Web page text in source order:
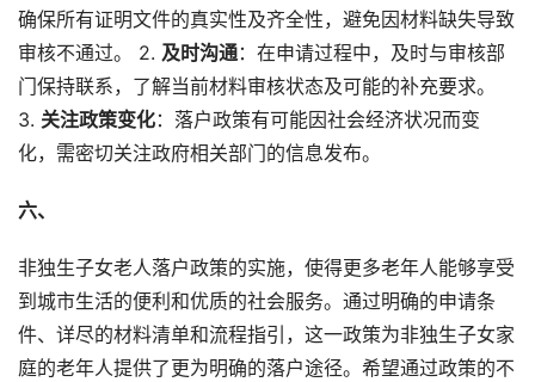
确保所有证明文件的真实性及齐全性，避免因材料缺失导致
审核不通过。 2. 及时沟通：在申请过程中，及时与审核部
门保持联系，了解当前材料审核状态及可能的补充要求。
3. 关注政策变化：落户政策有可能因社会经济状况而变
化，需密切关注政府相关部门的信息发布。
六、
非独生子女老人落户政策的实施，使得更多老年人能够享受
到城市生活的便利和优质的社会服务。通过明确的申请条
件、详尽的材料清单和流程指引，这一政策为非独生子女家
庭的老年人提供了更为明确的落户途径。希望通过政策的不